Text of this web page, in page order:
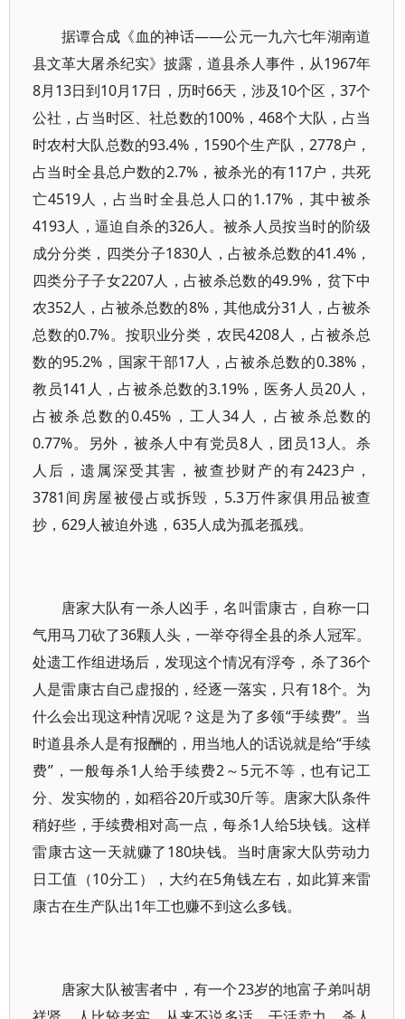
据谭合成《血的神话——公元一九六七年湖南道
县文革大屠杀纪实》披露，道县杀人事件，从1967年
8月13日到10月17日，历时66天，涉及10个区，37个
公社，占当时区、社总数的100%，468个大队，占当
时农村大队总数的93.4%，1590个生产队，2778户，
占当时全县总户数的2.7%，被杀光的有117户，共死
亡4519人，占当时全县总人口的1.17%，其中被杀
4193人，逼迫自杀的326人。被杀人员按当时的阶级
成分分类，四类分子1830人，占被杀总数的41.4%，
四类分子子女2207人，占被杀总数的49.9%，贫下中
农352人，占被杀总数的8%，其他成分31人，占被杀
总数的0.7%。按职业分类，农民4208人，占被杀总
数的95.2%，国家干部17人，占被杀总数的0.38%，
教员141人，占被杀总数的3.19%，医务人员20人，
占被杀总数的0.45%，工人34人，占被杀总数的
0.77%。另外，被杀人中有党员8人，团员13人。杀
人后，遗属深受其害，被查抄财产的有2423户，
3781间房屋被侵占或拆毁，5.3万件家俱用品被查
抄，629人被迫外逃，635人成为孤老孤残。
唐家大队有一杀人凶手，名叫雷康古，自称一口
气用马刀砍了36颗人头，一举夺得全县的杀人冠军。
处遗工作组进场后，发现这个情况有浮夸，杀了36个
人是雷康古自己虚报的，经逐一落实，只有18个。为
什么会出现这种情况呢？这是为了多领“手续费”。当
时道县杀人是有报酬的，用当地人的话说就是给“手续
费”，一般每杀1人给手续费2～5元不等，也有记工
分、发实物的，如稻谷20斤或30斤等。唐家大队条件
稍好些，手续费相对高一点，每杀1人给5块钱。这样
雷康古这一天就赚了180块钱。当时唐家大队劳动力
日工值（10分工），大约在5角钱左右，如此算来雷
康古在生产队出1年工也赚不到这么多钱。
唐家大队被害者中，有一个23岁的地富子弟叫胡